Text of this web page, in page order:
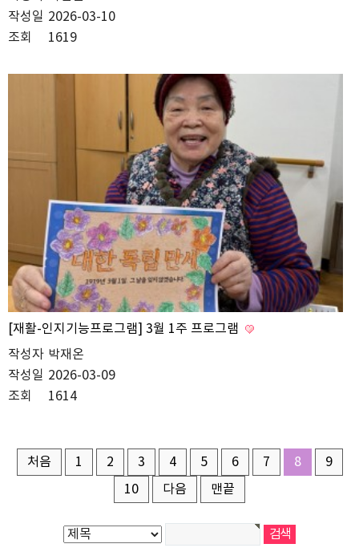
작성일 2026-03-10
조회
1619
[재활-인지기능프로그램] 3월 1주 프로그램
작성자 박재온
작성일 2026-03-09
조회
1614
처음 1 2 3 4 5 6 7 8
9
10
다음 맨끝